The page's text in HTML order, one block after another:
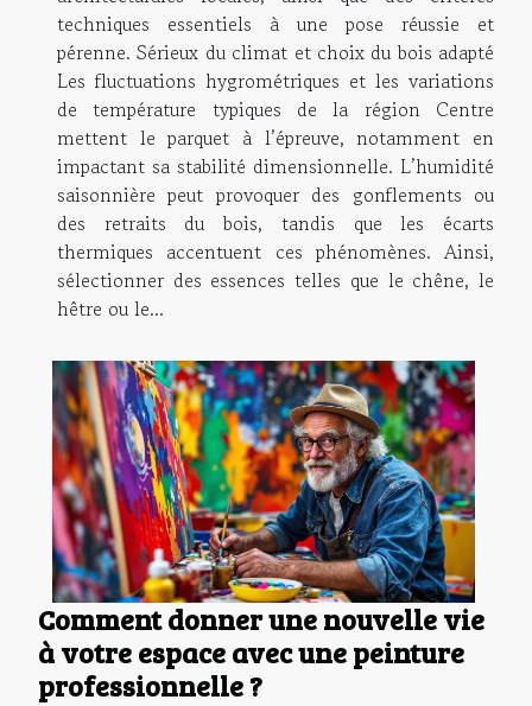
techniques essentiels à une pose réussie et
pérenne. Sérieux du climat et choix du bois adapté
Les fluctuations hygrométriques et les variations
de température typiques de la région Centre
mettent le parquet à l’épreuve, notamment en
impactant sa stabilité dimensionnelle. L’humidité
saisonnière peut provoquer des gonflements ou
des retraits du bois, tandis que les écarts
thermiques accentuent ces phénomènes. Ainsi,
sélectionner des essences telles que le chêne, le
hêtre ou le...
Comment donner une nouvelle vie
à votre espace avec une peinture
professionnelle ?